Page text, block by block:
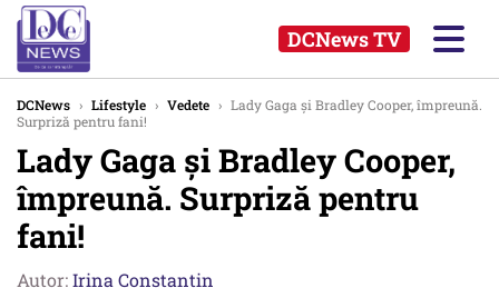
DCNews TV
DCNews › Lifestyle › Vedete › Lady Gaga și Bradley Cooper, împreună.
Surpriză pentru fani!
Lady Gaga și Bradley Cooper,
împreună. Surpriză pentru
fani!
Autor:Irina Constantin